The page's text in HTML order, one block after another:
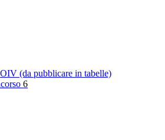
OIV (da pubblicare in tabelle)
6